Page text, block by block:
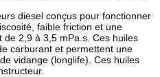
diesel conçus pour fonctionner
faible friction et une
de 2,9 à 3,5 mPa.s. Ces huiles
carburant et permettent une
vidange (longlife). Ces huiles